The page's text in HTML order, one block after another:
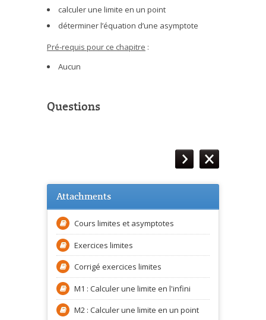
calculer une limite en un point
déterminer l’équation d’une asymptote
Pré-requis pour ce chapitre :
Aucun
Questions
Attachments
Cours limites et asymptotes
Exercices limites
Corrigé exercices limites
M1 : Calculer une limite en l'infini
M2 : Calculer une limite en un point